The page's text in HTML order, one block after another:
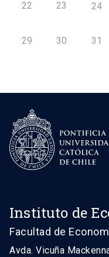
22 23 24
29 30 31
Instituto de
Facultad de
Avda. Vicuña